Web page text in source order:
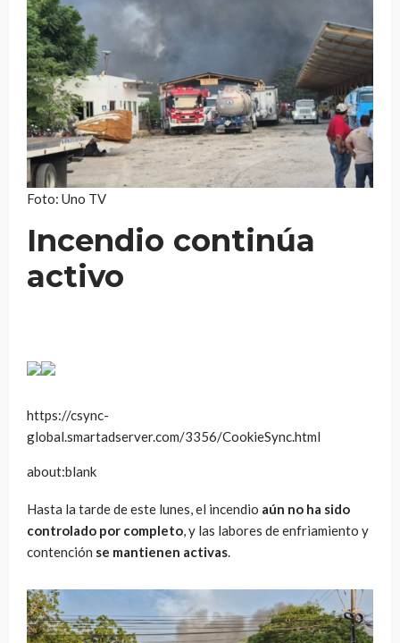
Foto: Uno TV
Incendio continúa
activo
https://csync-
global.smartadserver.com/3356/CookieSync.html
about:blank
Hasta la tarde de este lunes, el incendio aún no ha sido
controlado por completo, y las labores de enfriamiento y
contención se mantienen activas.